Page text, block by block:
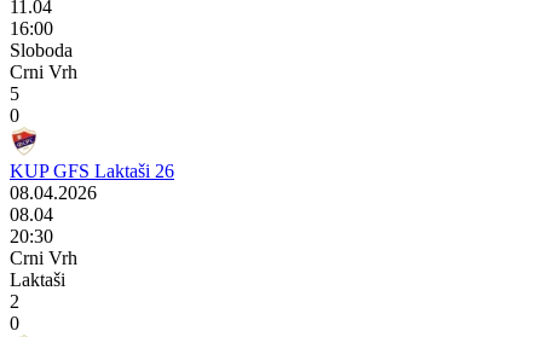
11.04
16:00
Sloboda
Crni Vrh
5
0
KUP GFS Laktaši 26
08.04.2026
08.04
20:30
Crni Vrh
Laktaši
2
0